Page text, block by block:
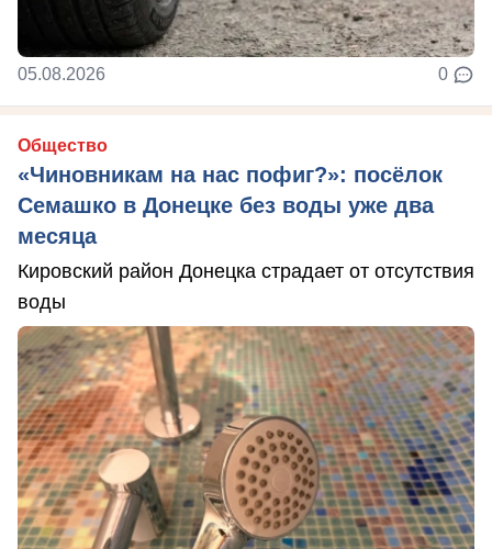
05.08.2026 0
Общество
«Чиновникам на нас пофиг?»: посёлок
Семашко в Донецке без воды уже два
месяца
Кировский район Донецка страдает от отсутствия
воды